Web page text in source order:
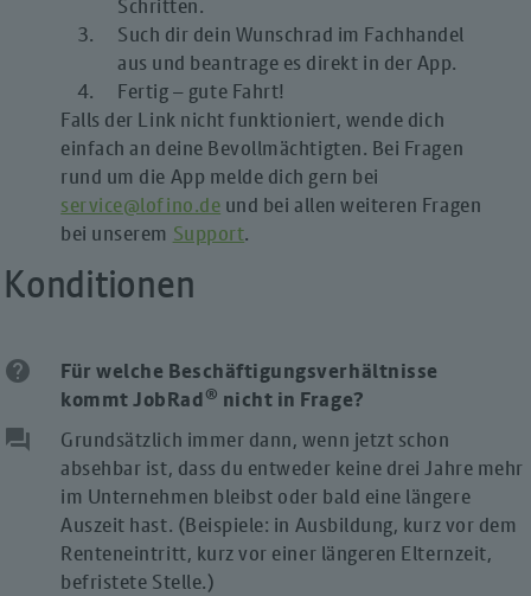
Schritten.
Such dir dein Wunschrad im Fachhandel
aus und beantrage es direkt in der App.
Fertig – gute Fahrt!
Falls der Link nicht funktioniert, wende dich
einfach an deine Bevollmächtigten. Bei Fragen
rund um die App melde dich gern bei
service@lofino.de und bei allen weiteren Fragen
bei unserem Support.
Konditionen
help
Für welche Beschäftigungsverhältnisse
kommt JobRad® nicht in Frage?
question_answer
Grundsätzlich immer dann, wenn jetzt schon
absehbar ist, dass du entweder keine drei Jahre mehr
im Unternehmen bleibst oder bald eine längere
Auszeit hast. (Beispiele: in Ausbildung, kurz vor dem
Renteneintritt, kurz vor einer längeren Elternzeit,
befristete Stelle.)